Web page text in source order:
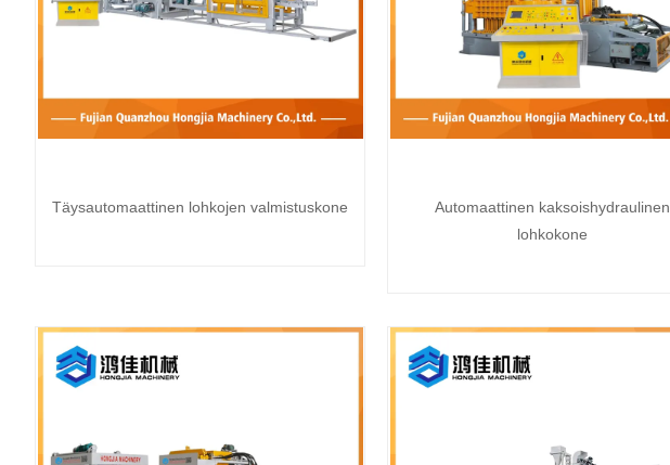
Täysautomaattinen lohkojen valmistuskone
Automaattinen kaksoishydraulinen
lohkokone